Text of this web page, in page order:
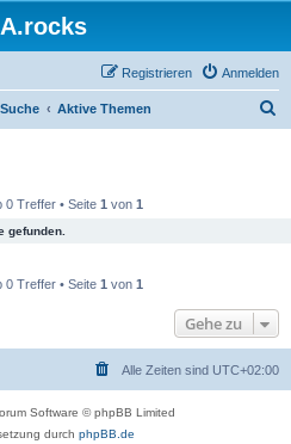
Anmelden
Registrieren
Suche Aktive Themen
0 Treffer • Seite 1 von 1
gefunden.
0 Treffer • Seite 1 von 1
Gehe zu
Alle Zeiten sind UTC+02:00
Software © phpBB Limited
durch phpBB.de